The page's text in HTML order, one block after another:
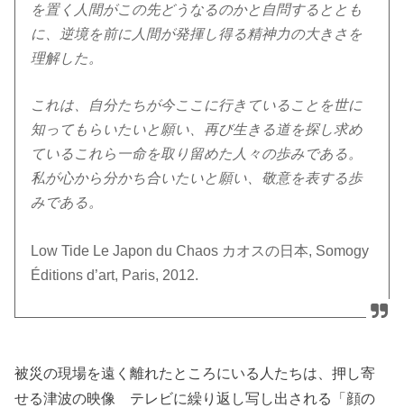
を置く人間がこの先どうなるのかと自問するととも
に、逆境を前に人間が発揮し得る精神力の大きさを
理解した。
これは、自分たちが今ここに行きていることを世に
知ってもらいたいと願い、再び生きる道を探し求め
ているこれら一命を取り留めた人々の歩みである。
私が心から分かち合いたいと願い、敬意を表する歩
みである。
Low Tide Le Japon du Chaos カオスの日本, Somogy
Éditions d’art, Paris, 2012.
被災の現場を遠く離れたところにいる人たちは、押し寄
せる津波の映像 テレビに繰り返し写し出される「顔の